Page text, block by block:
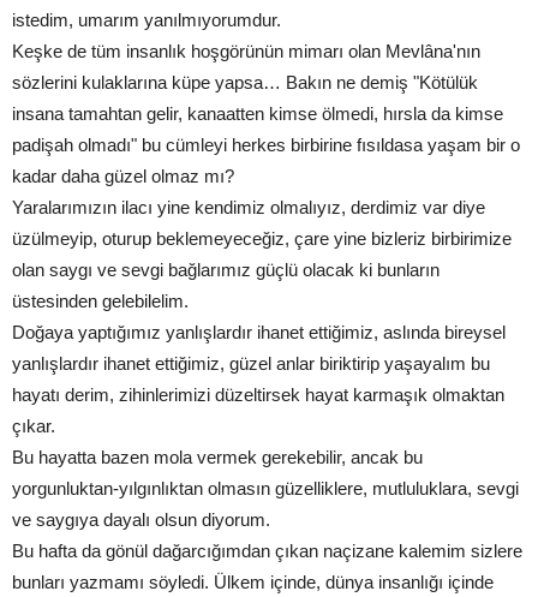
istedim, umarım yanılmıyorumdur.
Keşke de tüm insanlık hoşgörünün mimarı olan Mevlâna'nın
sözlerini kulaklarına küpe yapsa… Bakın ne demiş "Kötülük
insana tamahtan gelir, kanaatten kimse ölmedi, hırsla da kimse
padişah olmadı" bu cümleyi herkes birbirine fısıldasa yaşam bir o
kadar daha güzel olmaz mı?
Yaralarımızın ilacı yine kendimiz olmalıyız, derdimiz var diye
üzülmeyip, oturup beklemeyeceğiz, çare yine bizleriz birbirimize
olan saygı ve sevgi bağlarımız güçlü olacak ki bunların
üstesinden gelebilelim.
Doğaya yaptığımız yanlışlardır ihanet ettiğimiz, aslında bireysel
yanlışlardır ihanet ettiğimiz, güzel anlar biriktirip yaşayalım bu
hayatı derim, zihinlerimizi düzeltirsek hayat karmaşık olmaktan
çıkar.
Bu hayatta bazen mola vermek gerekebilir, ancak bu
yorgunluktan-yılgınlıktan olmasın güzelliklere, mutluluklara, sevgi
ve saygıya dayalı olsun diyorum.
Bu hafta da gönül dağarcığımdan çıkan naçizane kalemim sizlere
bunları yazmamı söyledi. Ülkem içinde, dünya insanlığı içinde